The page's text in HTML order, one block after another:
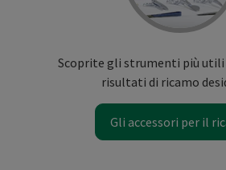
Scoprite gli strumenti più
risultati di ricamo
Gli accessori per il